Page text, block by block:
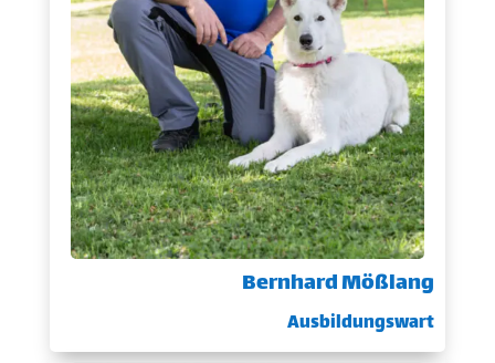
Bernhard Mößlang
Ausbildungswart